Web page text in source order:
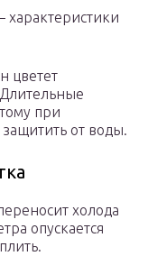
характеристики
цветет
при
от воды.
холода
опускается